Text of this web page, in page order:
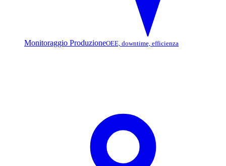
Monitoraggio ProduzioneOEE, downtime, efficienza